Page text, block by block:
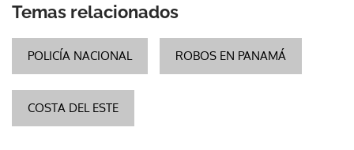
Temas relacionados
POLICÍA NACIONAL ROBOS EN PANAMÁ
COSTA DEL ESTE